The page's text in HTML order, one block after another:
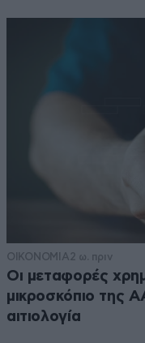
ΟΙΚΟΝΟΜΙΑ2 ω. πριν
Οι μεταφορές
μικροσκόπιο της
αιτιολογία